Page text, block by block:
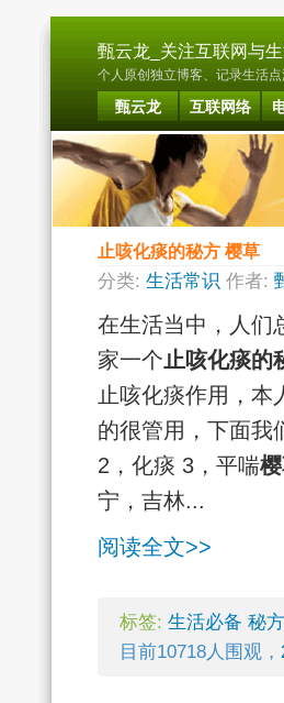
甄云龙_关注互联网与
个人原创独立博客、记录生活
甄云龙 互联网络
止咳化痰的秘方 樱草
分类: 生活常识 作者:
在生活当中，人们
家一个 止咳化痰的
止咳化痰作用，
的很管用，下面我
2，化痰 3，平喘
宁，吉林...
阅读全文>>
标签: 生活必备 秘
目前10718人围观，